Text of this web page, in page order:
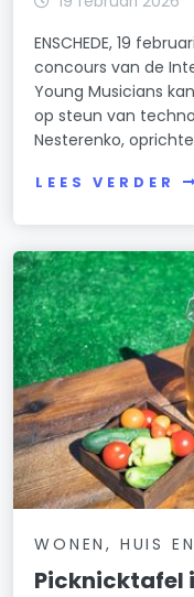
ENSCHEDE, 19
concours van de
Young Musicians
op steun van
Nesterenko,
LEES VERDER
WONEN, HUIS
Picknicktafel